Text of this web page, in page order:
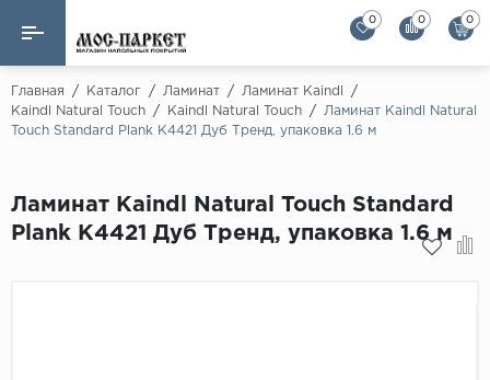
Назад
Ламинат Бренды
Alloc
Alpine Floor
Паркетная доска
0 0 0
Главная / Каталог / Ламинат / Ламинат Kaindl
/
Kaindl Natural Touch
/ Kaindl Natural Touch /
Ламинат Kaindl Natural
Touch Standard Plank K4421 Дуб Тренд, упаковка 1.6 м
Ламинат Kaindl Natural Touch Standard
Plank K4421 Дуб Тренд, упаковка 1.6 м